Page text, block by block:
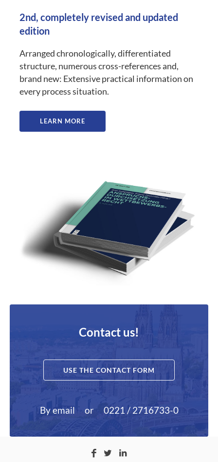
2nd, completely revised and updated
edition
Arranged chronologically, differentiated
structure, numerous cross-references and,
brand new: Extensive practical information on
every process situation.
LEARN MORE
Contact us!
USE THE CONTACT FORM
By email or 0221 / 2716733-0